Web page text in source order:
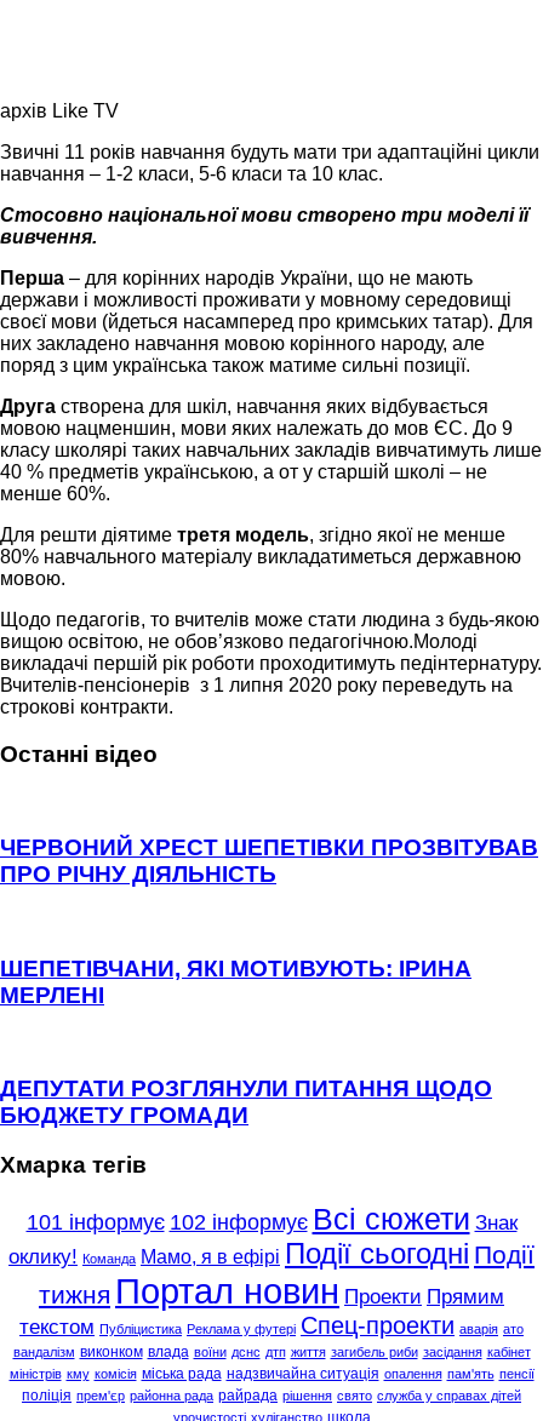
архів Like TV
Звичні 11 років навчання будуть мати три адаптаційні цикли
навчання – 1-2 класи, 5-6 класи та 10 клас.
Стосовно національної мови створено три моделі її
вивчення.
Перша – для корінних народів України, що не мають
держави і можливості проживати у мовному середовищі
своєї мови (йдеться насамперед про кримських татар). Для
них закладено навчання мовою корінного народу, але
поряд з цим українська також матиме сильні позиції.
Друга створена для шкіл, навчання яких відбувається
мовою нацменшин, мови яких належать до мов ЄС. До 9
класу школярі таких навчальних закладів вивчатимуть лише
40 % предметів українською, а от у старшій школі – не
менше 60%.
Для решти діятиме третя модель, згідно якої не менше
80% навчального матеріалу викладатиметься державною
мовою.
Щодо педагогів, то вчителів може стати людина з будь-якою
вищою освітою, не обов’язково педагогічною.Молоді
викладачі першій рік роботи проходитимуть педінтернатуру.
Вчителів-пенсіонерів з 1 липня 2020 року переведуть на
строкові контракти.
Останні відео
ЧЕРВОНИЙ ХРЕСТ ШЕПЕТІВКИ ПРОЗВІТУВАВ
ПРО РІЧНУ ДІЯЛЬНІСТЬ
ШЕПЕТІВЧАНИ, ЯКІ МОТИВУЮТЬ: ІРИНА
МЕРЛЕНІ
ДЕПУТАТИ РОЗГЛЯНУЛИ ПИТАННЯ ЩОДО
БЮДЖЕТУ ГРОМАДИ
Хмарка тегів
101 інформує 102 інформує Всі сюжети Знак
оклику! Команда Мамо, я в ефірі Події сьогодні Події
тижня Портал новин Проекти Прямим
текстом Публіцистика Реклама у футері Спец-проекти аварія ато
вандалізм виконком влада воїни дснс дтп життя загибель риби засідання кабінет
міністрів кму комісія міська рада надзвичайна ситуація опалення пам'ять пенсії
поліція прем'єр районна рада райрада рішення свято служба у справах дітей
урочистості хуліганство школа